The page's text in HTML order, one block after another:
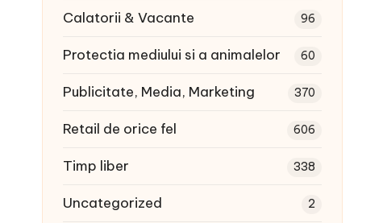
Calatorii & Vacante 96
Protectia mediului si a animalelor 60
Publicitate, Media, Marketing 370
Retail de orice fel 606
Timp liber 338
Uncategorized 2